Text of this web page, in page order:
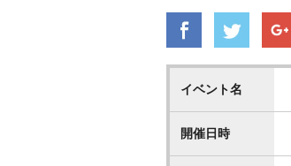
イベント名
開催日時